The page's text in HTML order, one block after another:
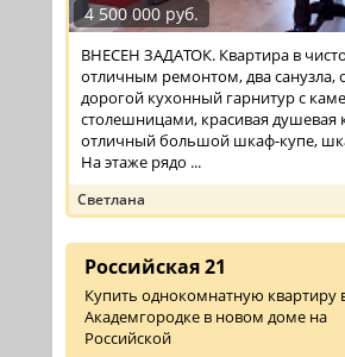
4 500 000 руб.
ВНЕСЕН ЗАДАТОК. Квартира в
отличным ремонтом, два санузла,
дорогой кухонный гарнитур с
столешницами, красивая душевая
отличный большой шкаф-купе,
На этаже рядо ...
Светлана
Российская 21
Купить однокомнатную квартиру
Академгородке в новом доме на
Российской